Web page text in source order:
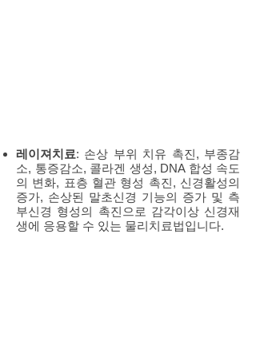
레이져치료: 손상 부위 치유 촉진, 부종감
소, 통증감소, 콜라겐 생성, DNA 합성 속도
의 변화, 표층 혈관 형성 촉진, 신경활성의
증가, 손상된 말초신경 기능의 증가 및 측
부신경 형성의 촉진으로 감각이상 신경재
생에 응용할 수 있는 물리치료법입니다.